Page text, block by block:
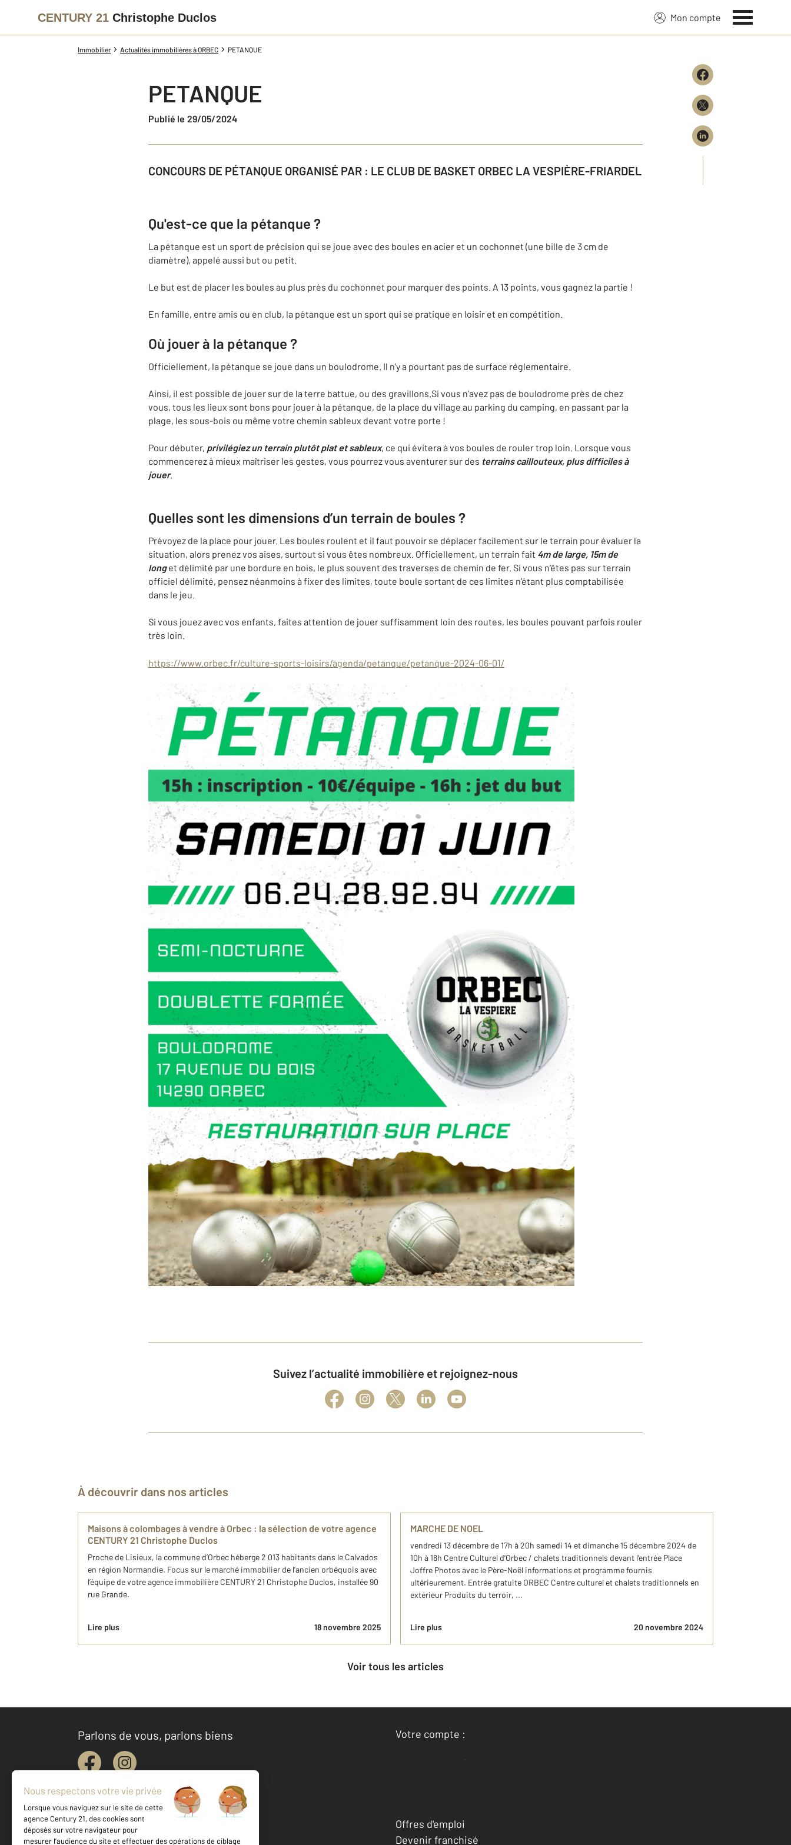
CENTURY 21 Christophe Duclos Mon compte
Immobilier Actualités immobilières à ORBEC PETANQUE
PETANQUE
Publié le 29/05/2024
CONCOURS DE PÉTANQUE ORGANISÉ PAR : LE CLUB DE BASKET ORBEC LA VESPIÈRE-FRIARDEL
Qu'est-ce que la pétanque ?
La pétanque est un sport de précision qui se joue avec des boules en acier et un cochonnet (une bille de 3 cm de
diamètre), appelé aussi but ou petit.
Le but est de placer les boules au plus près du cochonnet pour marquer des points. A 13 points, vous gagnez la partie !
En famille, entre amis ou en club, la pétanque est un sport qui se pratique en loisir et en compétition.
Où jouer à la pétanque ?
Officiellement, la pétanque se joue dans un boulodrome. Il n’y a pourtant pas de surface réglementaire.
Ainsi, il est possible de jouer sur de la terre battue, ou des gravillons.Si vous n’avez pas de boulodrome près de chez
vous, tous les lieux sont bons pour jouer à la pétanque, de la place du village au parking du camping, en passant par la
plage, les sous-bois ou même votre chemin sableux devant votre porte !
Pour débuter, privilégiez un terrain plutôt plat et sableux, ce qui évitera à vos boules de rouler trop loin. Lorsque vous
commencerez à mieux maîtriser les gestes, vous pourrez vous aventurer sur des terrains caillouteux, plus difficiles à
jouer.
Quelles sont les dimensions d’un terrain de boules ?
Prévoyez de la place pour jouer. Les boules roulent et il faut pouvoir se déplacer facilement sur le terrain pour évaluer la
situation, alors prenez vos aises, surtout si vous êtes nombreux. Officiellement, un terrain fait 4m de large, 15m de
longet délimité par une bordure en bois, le plus souvent des traverses de chemin de fer. Si vous n’êtes pas sur terrain
officiel délimité, pensez néanmoins à fixer des limites, toute boule sortant de ces limites n’étant plus comptabilisée
dans le jeu.
Si vous jouez avec vos enfants, faites attention de jouer suffisamment loin des routes, les boules pouvant parfois rouler
très loin.
https://www.orbec.fr/culture-sports-loisirs/agenda/petanque/petanque-2024-06-01/
Suivez l’actualité immobilière et rejoignez-nous
À découvrir dans nos articles
Maisons à colombages à vendre à Orbec : la sélection de votre agence
CENTURY 21 Christophe Duclos
Proche de Lisieux, la commune d’Orbec héberge 2 013 habitants dans le Calvados
en région Normandie. Focus sur le marché immobilier de l’ancien orbéquois avec
l’équipe de votre agence immobilière CENTURY 21 Christophe Duclos, installée 90
rue Grande.
Lire plus 18 novembre 2025
MARCHE DE NOEL
vendredi 13 décembre de 17h à 20h samedi 14 et dimanche 15 décembre 2024 de
10h à 18h Centre Culturel d’Orbec / chalets traditionnels devant l’entrée Place
Joffre Photos avec le Père-Noël informations et programme fournis
ultérieurement. Entrée gratuite ORBEC Centre culturel et chalets traditionnels en
extérieur Produits du terroir, ...
Lire plus 20 novembre 2024
Voir tous les articles
Parlons de vous, parlons biens
Votre compte :
Accéder à mon compte
Offres d'emploi
Devenir franchisé